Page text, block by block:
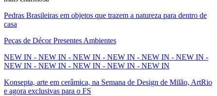
Pedras Brasileiras em objetos que trazem a natureza para dentro de
casa
Peças de Décor Presentes Ambientes
NEW IN - NEW IN - NEW IN - NEW IN - NEW IN - NEW IN -
NEW IN - NEW IN - NEW IN - NEW IN - NEW IN
Konsepta, arte em cerâmica, na Semana de Design de Milão, ArtRio
e agora exclusivas para o FS